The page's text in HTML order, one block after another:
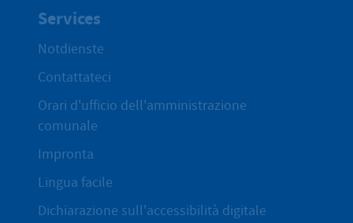
Services
Notdienste
Contattateci
Orari d'ufficio dell'amministrazione
comunale
Impronta
Lingua facile
Dichiarazione sull'accessibilità digitale